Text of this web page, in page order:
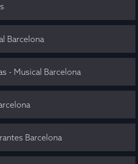
Barcelona
- Musical Barcelona
Barcelona